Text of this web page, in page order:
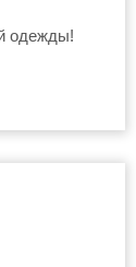
одежды!